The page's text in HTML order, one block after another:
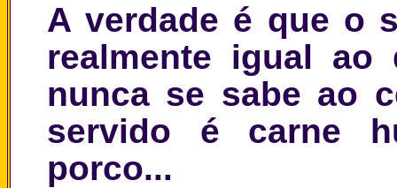
A verdade é que o
realmente igual ao
nunca se sabe ao
servido é carne
porco...